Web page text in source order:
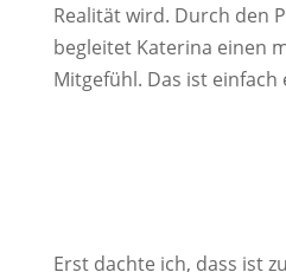
Realität wird. Durch den
begleitet Katerina einen
Mitgefühl. Das ist einfach
Erst dachte ich, dass ist